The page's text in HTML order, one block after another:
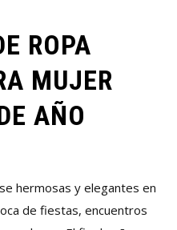
ROPA
MUJER
AÑO
hermosas y elegantes en
de fiestas, encuentros